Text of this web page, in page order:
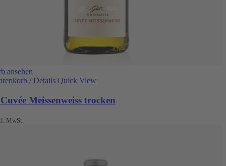
ansehen
/ Details Quick View
Meissenweiss trocken
MwSt.